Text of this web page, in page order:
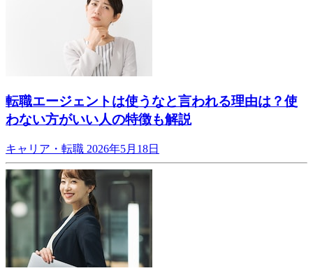
転職エージェントは使うなと言われる理由は？使
わない方がいい人の特徴も解説
キャリア・転職 2026年5月18日